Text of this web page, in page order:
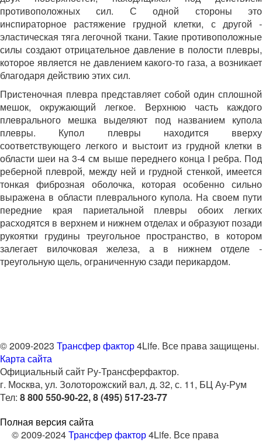
противоположных сил. С одной стороны это
инспираторное растяжение грудной клетки, с другой -
эластическая тяга легочной ткани. Такие противоположные
силы создают отрицательное давление в полости плевры,
которое является не давлением какого-то газа, а возникает
благодаря действию этих сил.
Пристеночная плевра представляет собой один сплошной
мешок, окружающий легкое. Верхнюю часть каждого
плеврального мешка выделяют под названием купола
плевры. Купол плевры находится вверху
соответствующего легкого и выстоит из грудной клетки в
области шеи на 3-4 см выше переднего конца I ребра. Под
реберной плеврой, между ней и грудной стенкой, имеется
тонкая фиброзная оболочка, которая особенно сильно
выражена в области плеврального купола. На своем пути
передние края париетальной плевры обоих легких
расходятся в верхнем и нижнем отделах и образуют позади
рукоятки грудины треугольное пространство, в котором
залегает вилочковая железа, а в нижнем отделе -
треугольную щель, ограниченную сзади перикардом.
© 2009-2023 Трансфер фактор4Life. Все права защищены.
Карта сайта
Официальный сайт Ру-Трансферфактор.
г. Москва, ул. Золоторожский вал, д. 32, с. 11, БЦ Ау-Рум
Тел: 8 800 550-90-22, 8 (495) 517-23-77
Полная версия сайта
© 2009-2024Трансфер фактор4Life. Все права